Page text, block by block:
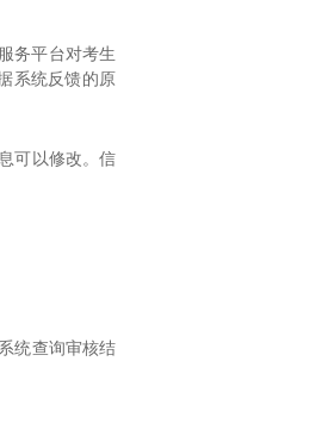
务平台对考生
系统反馈的原
可以修改。信
统查询审核结